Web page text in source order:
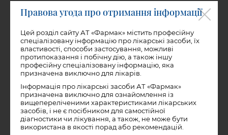
ПЕРЕГЛЯНУТИ ІНСТРУКЦІЮ
Амізончик
Орієнтовна цiна в аптеках*
90,60—421,10грн.
Ціни в аптеках
Правова угода про отримання інформації
Цей розділ сайту АТ «Фармак» містить професійну
спеціалізовану інформацію про лікарські засоби, їх
властивості, способи застосування, можливі
протипоказання і побічну дію, а також іншу
професійну спеціалізовану інформацію, яка
призначена виключно для лікарів.
Інформація про лікарські засоби АТ «Фармак»
призначена виключно для ознайомлення із
вищепереліченими характеристиками лікарських
засобів, і не є посібником для самостійної
діагностики чи лікування, а також, не може бути
використана в якості порад або рекомендацій.